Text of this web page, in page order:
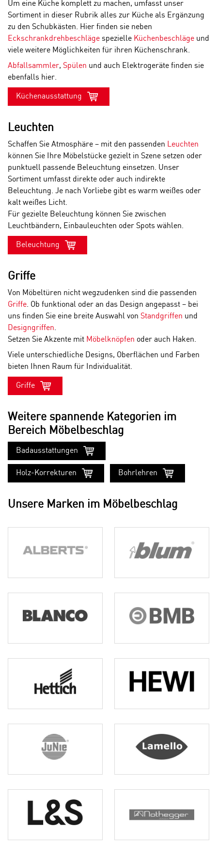
Um eine Küche komplett zu machen, umfasst unser
Sortiment in dieser Rubrik alles zur Küche als Ergänzung
zu den Schubkästen. Hier finden sie neben
Eckschrankdrehbeschläge spezielle Küchenbeschläge und
viele weitere Möglichkeiten für ihren Küchenschrank.
Abfallsammler, Spülen und auch Elektrogeräte finden sie
ebenfalls hier.
Küchenausstattung
Leuchten
Schaffen Sie Atmosphäre – mit den passenden Leuchten
können Sie Ihre Möbelstücke gezielt in Szene setzen oder
punktuell passende Beleuchtung einsetzen. Unser
Sortiment umfasst direkte oder auch indirekte
Beleuchtung. Je nach Vorliebe gibt es warm weißes oder
kalt weißes Licht.
Für gezielte Beleuchtung können Sie zwischen
Leuchtbändern, Einbauleuchten oder Spots wählen.
Beleuchtung
Griffe
Von Möbeltüren nicht wegzudenken sind die passenden
Griffe. Ob funktional oder an das Design angepasst – bei
uns finden Sie eine breite Auswahl von Standgriffen und
Designgriffen.
Setzen Sie Akzente mit Möbelknöpfen oder auch Haken.
Viele unterschiedliche Designs, Oberflächen und Farben
bieten Ihnen Raum für Individualität.
Griffe
Weitere spannende Kategorien im
Bereich Möbelbeschlag
Badausstattungen
Holz-Korrekturen Bohrlehren
Unsere Marken im Möbelbeschlag